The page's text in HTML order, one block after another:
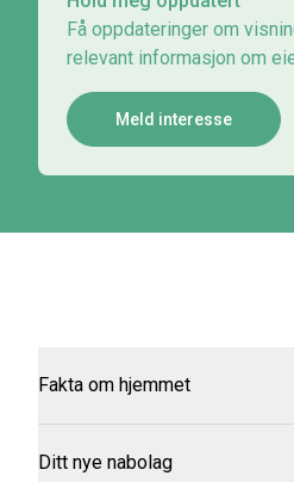
Få oppdateringer om
relevant informasjon om
Meld interesse
Fakta om hjemmet
Adresse:
Eriksbakkveien 3
Oppragsnummer:
Ditt nye nabolag